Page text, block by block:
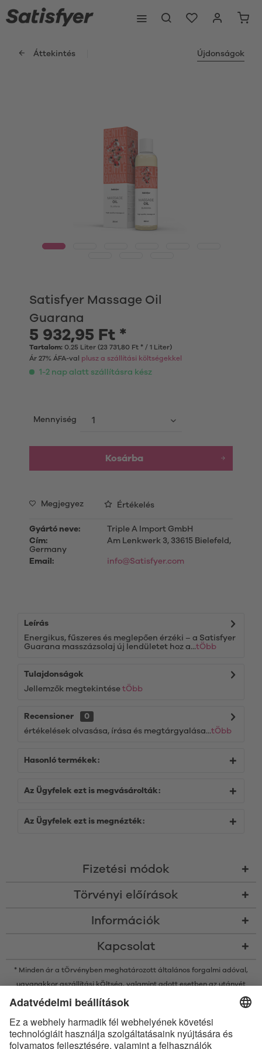
Áttekintés Újdonságok
Satisfyer Massage Oil
Guarana
5 932,95 Ft *
Tartalom: 0.25 Liter (23 731,80 Ft * / 1 Liter)
Ár 27% ÁFA-val plusz a szállítási költségekkel
1-2 nap alatt szállításra kész
Mennyiség
Kosárba
Megjegyez Értékelés
Gyártó neve:
Triple A Import GmbH
Cím:
Am Lenkwerk 3, 33615 Bielefeld,
Germany
Email:
info@Satisfyer.com
Leírás
Energikus, fűszeres és meglepően érzéki – a Satisfyer
Guarana masszázsolaj új lendületet hoz a...tÖbb
Tulajdonságok
Jellemzők megtekintése tÖbb
Recensioner
0
értékelések olvasása, írása és megtárgyalása...tÖbb
Hasonló termékek:
Az Ügyfelek ezt is megvásárolták:
Az Ügyfelek ezt is megnézték:
Fizetési módok
Törvényi előírások
Információk
Kapcsolat
* Minden ár a tÖrvényben meghatározott általános forgalmi adóval,
ugyanakkor aszállítási kÖltség, valamint adott esetben az utánvét
kÖltsége nélkÜl értendő, amennyiben nincsen máshogy leírva
az Satisfyer GmbH az ilyen védjegyeket mindenkor licenc alatt
használja.